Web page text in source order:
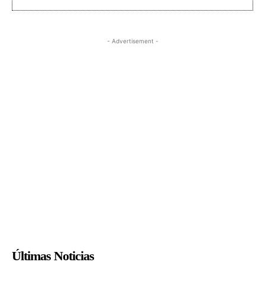
- Advertisement -
Últimas Noticias